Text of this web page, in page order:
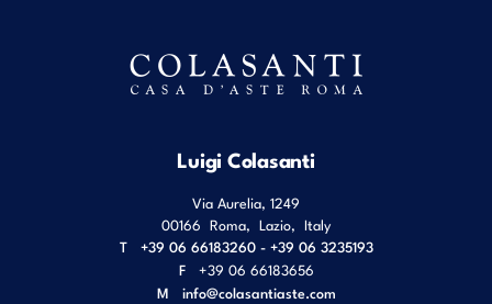
Luigi Colasanti
Via Aurelia, 1249
00166 Roma, Lazio, Italy
T
+39 06 66183260 - +39 06 3235193
F
+39 06 66183656
M info@colasantiaste.com